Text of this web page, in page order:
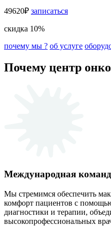
49620₽ записаться
скидка 10%
почему мы ? об услуге
Почему центр
Международная
Мы стремимся обеспечить
комфорт пациентов с
диагностики и терапии,
высокопрофессиональных